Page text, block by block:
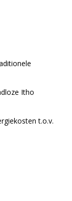
Itho
t.o.v.